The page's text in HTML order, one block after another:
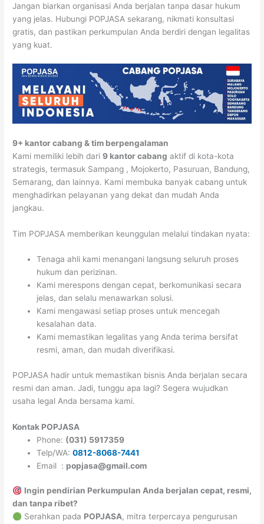
Jangan biarkan organisasi Anda berjalan tanpa dasar hukum
yang jelas. Hubungi POPJASA sekarang, nikmati konsultasi
gratis, dan pastikan perkumpulan Anda berdiri dengan legalitas
yang kuat.
9+ kantor cabang & tim berpengalaman
Kami memiliki lebih dari9 kantor cabang aktif di kota-kota
strategis, termasuk Sampang , Mojokerto, Pasuruan, Bandung,
Semarang, dan lainnya. Kami membuka banyak cabang untuk
menghadirkan pelayanan yang dekat dan mudah Anda
jangkau.
Tim POPJASA memberikan keunggulan melalui tindakan nyata:
Tenaga ahli kami menangani langsung seluruh proses
hukum dan perizinan.
Kami merespons dengan cepat, berkomunikasi secara
jelas, dan selalu menawarkan solusi.
Kami mengawasi setiap proses untuk mencegah
kesalahan data.
Kami memastikan legalitas yang Anda terima bersifat
resmi, aman, dan mudah diverifikasi.
POPJASA hadir untuk memastikan bisnis Anda berjalan secara
resmi dan aman. Jadi, tunggu apa lagi? Segera wujudkan
usaha legal Anda bersama kami.
Kontak POPJASA
Phone: (031) 5917359
Telp/WA: 0812-8068-7441
Email : popjasa@gmail.com
Ingin pendirian Perkumpulan Anda berjalan cepat, resmi,
dan tanpa ribet?
Serahkan pada POPJASA, mitra terpercaya pengurusan